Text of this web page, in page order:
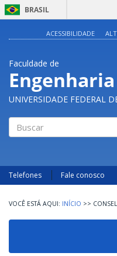
BRASIL
ACESSIBILIDADE
Faculdade de
UNIVERSIDADE FEDERAL
Telefones Fale conosco
INÍCIO >>